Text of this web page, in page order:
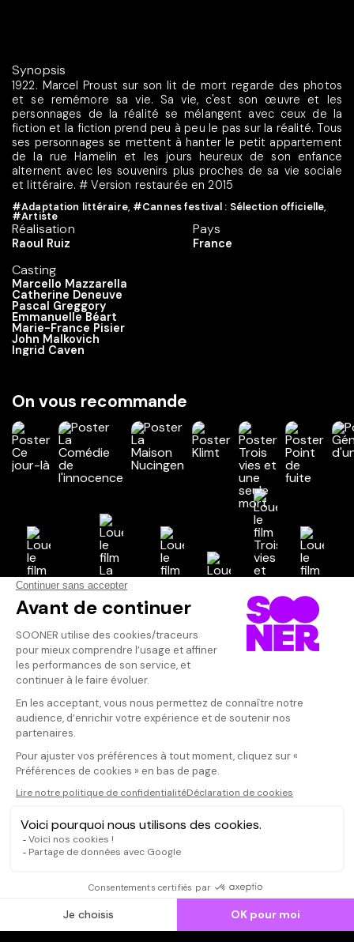
Synopsis
1922. Marcel Proust sur son lit de mort regarde des photos
et se remémore sa vie. Sa vie, c'est son œuvre et les
personnages de la réalité se mélangent avec ceux de la
fiction et la fiction prend peu à peu le pas sur la réalité. Tous
ses personnages se mettent à hanter le petit appartement
de la rue Hamelin et les jours heureux de son enfance
alternent avec les souvenirs plus proches de sa vie sociale
et littéraire. # Version restaurée en 2015
#Adaptation littéraire, #Cannes festival : Sélection officielle,
#Artiste
Réalisation
Raoul Ruiz
Casting
Marcello Mazzarella
Catherine Deneuve
Pascal Greggory
Emmanuelle Béart
Marie-France Pisier
John Malkovich
Ingrid Caven
Pays
France
On vous recommande
Vos avis
Donnez votre avis
Votre note
Votre commentaire
Il faut vous connecter pour
publier un avis
CONNEXION
Qui sommes-nous ?